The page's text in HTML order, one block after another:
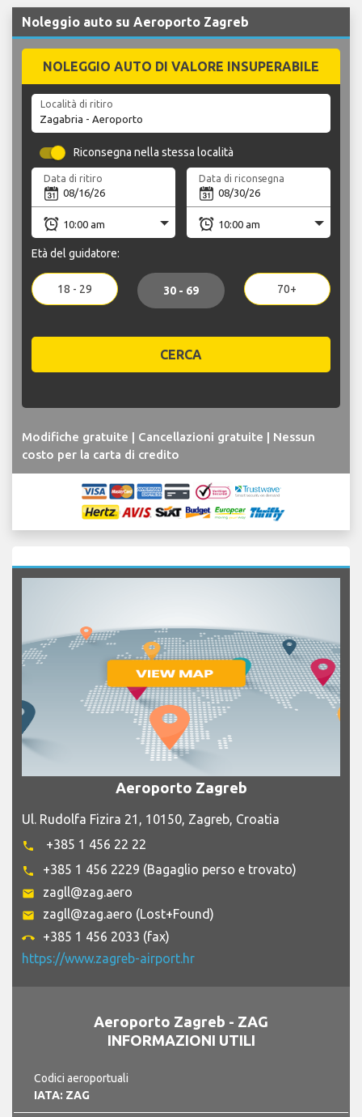
Noleggio auto su Aeroporto Zagreb
NOLEGGIO AUTO DI VALORE INSUPERABILE
Località di ritiro
Riconsegna nella stessa località
Data di ritiro Data di riconsegna
Età del guidatore:
18 - 29 30 - 69 70+
CERCA
Modifiche gratuite | Cancellazioni gratuite | Nessun
costo per la carta di credito
Aeroporto Zagreb
Ul. Rudolfa Fizira 21, 10150, Zagreb, Croatia
phone +385 1 456 22 22
phone +385 1 456 2229 (Bagaglio perso e trovato)
email zagll@zag.aero
email zagll@zag.aero (Lost+Found)
call_end
+385 1 456 2033 (fax)
https://www.zagreb-airport.hr
Aeroporto Zagreb - ZAG
INFORMAZIONI UTILI
Codici aeroportuali
IATA: ZAG